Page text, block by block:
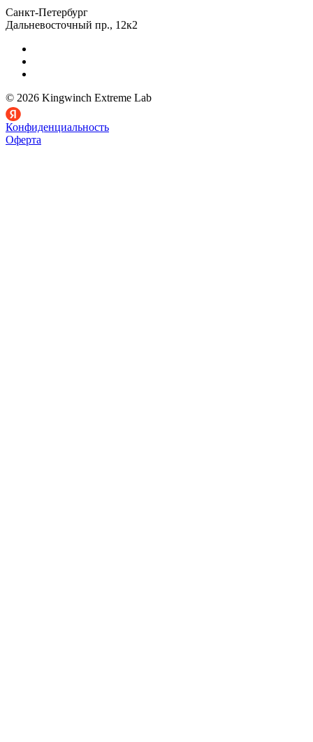
Санкт-Петербург
Дальневосточный пр., 12к2
© 2026 Kingwinch Extreme Lab
Конфиденциальность
Оферта